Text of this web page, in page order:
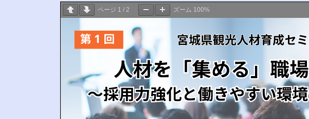
ページ 1 / 2 ズーム 100%